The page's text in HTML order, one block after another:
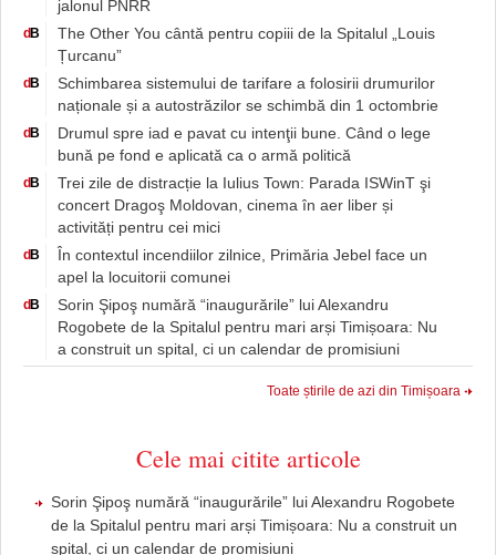
jalonul PNRR
dB
The Other You cântă pentru copiii de la Spitalul „Louis
Țurcanu”
dB
Schimbarea sistemului de tarifare a folosirii drumurilor
naționale și a autostrăzilor se schimbă din 1 octombrie
dB
Drumul spre iad e pavat cu intenţii bune. Când o lege
bună pe fond e aplicată ca o armă politică
dB
Trei zile de distracție la Iulius Town: Parada ISWinT şi
concert Dragoş Moldovan, cinema în aer liber și
activități pentru cei mici
dB
În contextul incendiilor zilnice, Primăria Jebel face un
apel la locuitorii comunei
dB
Sorin Şipoş numără “inaugurările” lui Alexandru
Rogobete de la Spitalul pentru mari arși Timișoara: Nu
a construit un spital, ci un calendar de promisiuni
Toate știrile de azi din Timișoara
Cele mai citite articole
Sorin Şipoş numără “inaugurările” lui Alexandru Rogobete
de la Spitalul pentru mari arși Timișoara: Nu a construit un
spital, ci un calendar de promisiuni